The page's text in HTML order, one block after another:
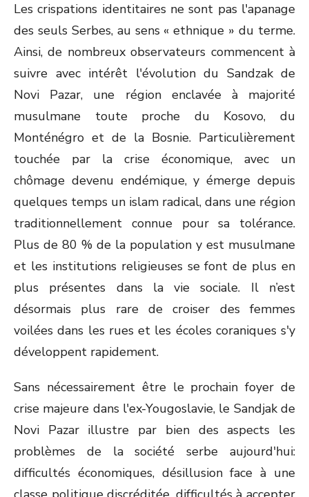
Les crispations identitaires ne sont pas l'apanage
des seuls Serbes, au sens « ethnique » du terme.
Ainsi, de nombreux observateurs commencent à
suivre avec intérêt l'évolution du Sandzak de
Novi Pazar, une région enclavée à majorité
musulmane toute proche du Kosovo, du
Monténégro et de la Bosnie. Particulièrement
touchée par la crise économique, avec un
chômage devenu endémique, y émerge depuis
quelques temps un islam radical, dans une région
traditionnellement connue pour sa tolérance.
Plus de 80 % de la population y est musulmane
et les institutions religieuses se font de plus en
plus présentes dans la vie sociale. Il n’est
désormais plus rare de croiser des femmes
voilées dans les rues et les écoles coraniques s'y
développent rapidement.
Sans nécessairement être le prochain foyer de
crise majeure dans l'ex-Yougoslavie, le Sandjak de
Novi Pazar illustre par bien des aspects les
problèmes de la société serbe aujourd'hui:
difficultés économiques, désillusion face à une